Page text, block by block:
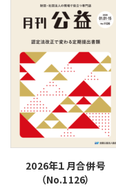
2026年１月合併号
（No.1126）